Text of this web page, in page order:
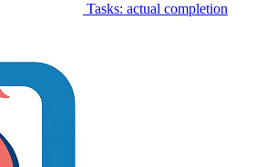
Tasks: actual completion